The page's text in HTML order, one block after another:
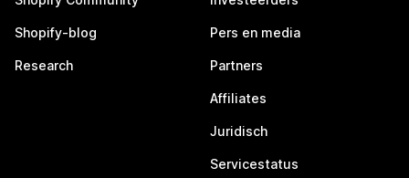
Shopify-blog
Research
Pers en media
Partners
Affiliates
Juridisch
Servicestatus